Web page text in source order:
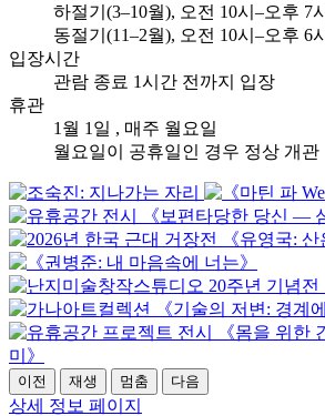
하절기(3–10월), 오전 10시–오후 7시
동절기(11–2월), 오전 10시–오후 6시
입장시간
관람 종료 1시간 전까지 입장
휴관
1월 1일 , 매주 월요일
월요일이 공휴일인 경우 정상 개관
이전 재생 멈춤 다음
상세 정보 페이지